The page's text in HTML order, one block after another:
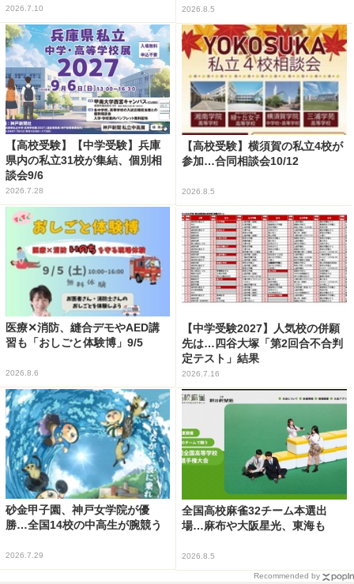
2026.7.10 2026.8.5
【高校受験】【中学受験】兵庫
県内の私立31校が集結、個別相
談会9/6
2026.7.28
【高校受験】横須賀の私立4校が
参加…合同相談会10/12
2026.8.5
医療✕消防、縫合デモやAED講
習も「おしごと体験博」9/5
2026.8.6
【中学受験2027】人気校の併願
先は…四谷大塚「第2回合不合判
定テスト」結果
2026.7.16
砂金甲子園、神戸女学院が優
勝…全国14校の中高生が腕競う
2026.7.29
全国高校麻雀32チーム本選出
場…麻布や大阪星光、東海も
2026.8.5
Recommended by